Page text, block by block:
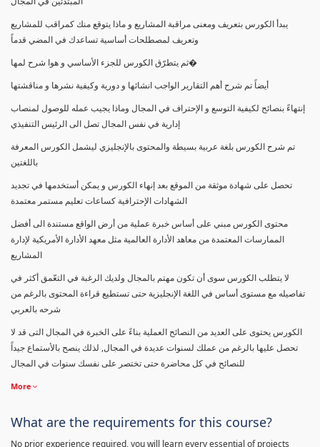
يبدأ الكورس بتعريف ومعنى مراقبة المشاريع و ماذا يتوقع منك كمراقب للمشاريع
وتعريف لمصطلحات أساسية تساعدك في المضي قدماً
ثم يتطرّق الكورس للجزء الأساسي و هوا شرح لمها�
أيضاً تم شرح أهم التقارير الواجب انشائها و دورية وكيفية نشرها و مناقشتها
إنتهاءً بنصائح لكيفية التوسع و الإحتراف في المجال وماذا يجيب عمله للوصول لمنصاب
إدارية في نفس المجال تصل الى الرئيس التنفيذي
تم شرح الكورس بلغة عربية بسيطة والمحتوى بالإنجليزي ليشمل الكورس المعرفة
باللغتين
تحصل على شهادة موثقة من الموقع بعد إنهاء الكورس و يمكن أستخدمها في تجديد
الشهادات الإحترافية كساعات تعليم مستمر معتمدة
محتوى الكورس مبني على أساس خبرة عملية من أرض الواقع مستندة الى أفضل
الممارسات المعتمدة من معاهد الأدارة العالمية مثل معهد الأدارة الأمريكية لإدارة
المشاريع
لا يتطلب الكورس سوى أن تكون مهتم بالمجال ولديك الرغبة في التعّمق أكثر في
تفاصيله مع مستوى أساس في اللغة الإنجليزية حتى تستطيع قراءة المحتوى بالرغم من
شرحه بالعربي
الكورس يحتوى على العديد من النصائح العملية بناءً على الخبرة في المجال التى قد لا
تحصل عليها بالرغم من عملك لسنوات عديدة في المجال, لذلك ينصح بالأستماع جيداً
للنصائح في كل محاضرة حتى تختصر على نفسك سنوات في المجال
More
What are the requirements for this course?
No prior experience required, you will learn every essential of projects